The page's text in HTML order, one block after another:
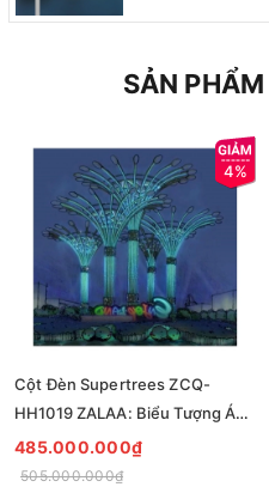
SẢN
4%
Cột Đèn Supertrees ZCQ-
HH1019 ZALAA: Biểu Tượng Ánh
Sáng Cho Đại Đô Thị
485.000.000₫
505.000.000₫